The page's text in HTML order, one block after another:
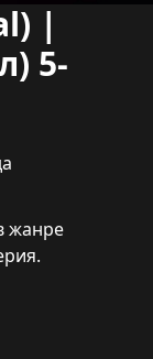
|
5-
жанре